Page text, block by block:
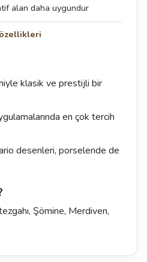
alan daha uygundur
klasik ve prestijli bir
en çok tercih
desenleri, porselende de
Şömine, Merdiven,